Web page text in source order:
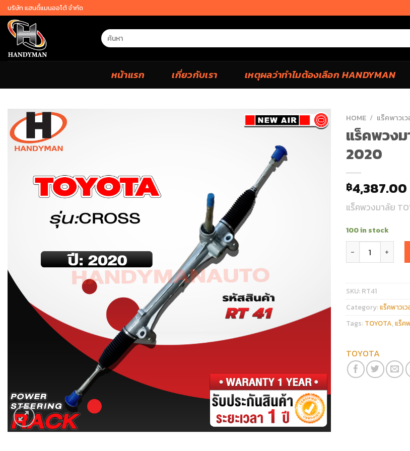
Skip
to
content
บริษัท แฮนดี้แมนออโต้ จำกัด
Search
for:
หน้าแรก เกี่ยวกับเรา เหตุผลว่าทำไมต้องเลือก HANDYMAN
HOME / แร็คพาวเ
แร็คพวงม
2020
฿4,387.00
แร็คพวงมาลัย
100 in stock
แร็คพวงมาลัย
SKU: RT41
Category:แร็คพาวเ
Tags: TOYOTA, แร็ค
TOYOTA